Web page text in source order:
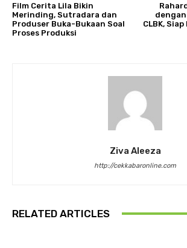
Film Cerita Lila Bikin
Merinding, Sutradara dan
Produser Buka-Bukaan Soal
Proses Produksi
CLBK,
Ziva Aleeza
http://cekkabaronline.com
RELATED ARTICLES